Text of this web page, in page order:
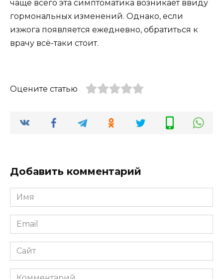
чаще всего эта симптоматика возникает ввиду
гормональных изменений. Однако, если
изжога появляется ежедневно, обратиться к
врачу всё-таки стоит.
Оцените статью
Добавить комментарий
Имя
*
Email
*
Сайт
Комментарий